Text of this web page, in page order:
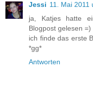
Jessi 11. Mai 2011
ja, Katjes hatte
Blogpost gelesen =)
ich finde das erste
*gg*
Antworten